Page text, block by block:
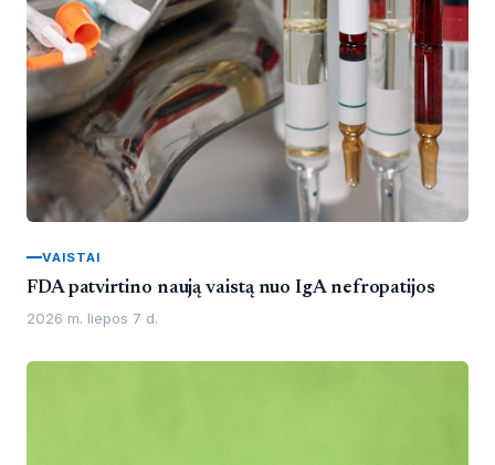
VAISTAI
FDA patvirtino naują vaistą nuo IgA nefropatijos
2026 m. liepos 7 d.